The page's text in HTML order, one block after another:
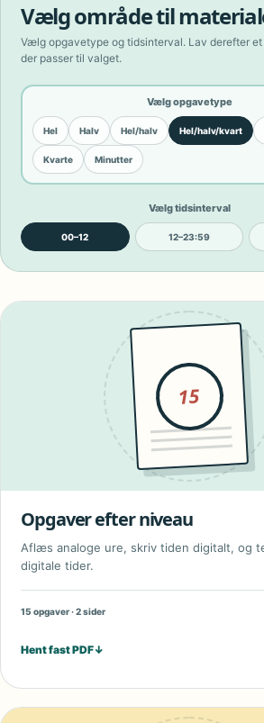
Vælg område til
Vælg opgavetype og tidsinterval. Lav derefter et
der passer til valget.
Vælg opgavetype
Hel Halv Hel/halv Hel/halv/kvart
Kvarte Minutter
Vælg tidsinterval
00–12 12–23:59
15
Opgaver efter niveau
Aflæs analoge ure, skriv tiden digitalt, og
digitale tider.
15 opgaver · 2 sider
Hent fast PDF↓